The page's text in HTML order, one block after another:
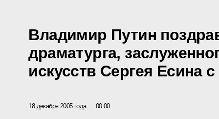
Владимир Путин
драматурга,
искусств Сергея Есина
18 декабря 2005 года 00:00